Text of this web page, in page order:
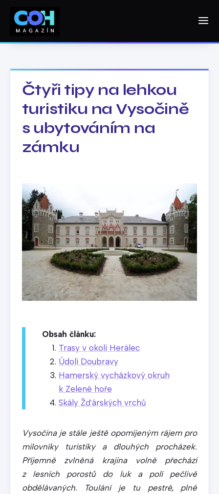
Čtyři tipy na lehkou
turistiku na Vysočině
s ubytováním na
zámku
Obsah článku:
Trasy v okolí Herálec
Údolí Doubravy
Hamerský vycházkový okruh
k Zelené hoře
Skály Žďárských vrchů
Vysočina je stále ještě opomíjeným rájem pro
milovníky turistiky a dlouhých procházek.
Příjemně zvlněná krajina volně přechází
z lesních porostů do luk a polí pečlivě
obdělávaných. Toulání je tu pestré, plné